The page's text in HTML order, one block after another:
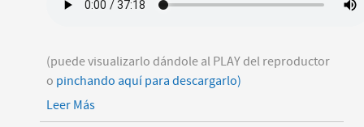
(puede visualizarlo dándole al PLAY del reproductor
o pinchando aquí para descargarlo)
Leer Más